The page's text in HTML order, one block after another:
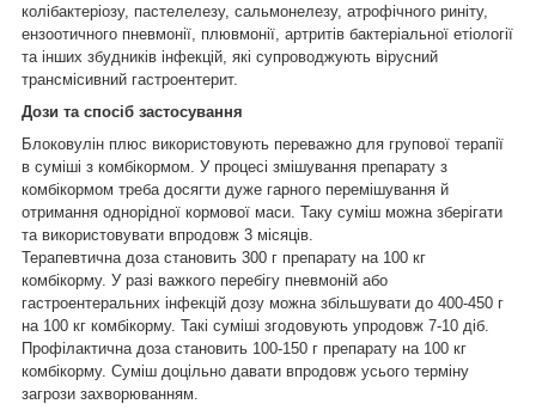
колібактеріозу, пастелелезу, сальмонелезу, атрофічного риніту,
ензоотичного пневмонії, плювмонії, артритів бактеріальної етіології
та інших збудників інфекцій, які супроводжують вірусний
трансмісивний гастроентерит.
Дози та спосіб застосування
Блоковулін плюс використовують переважно для групової терапії
в суміші з комбікормом. У процесі змішування препарату з
комбікормом треба досягти дуже гарного перемішування й
отримання однорідної кормової маси. Таку суміш можна зберігати
та використовувати впродовж 3 місяців.
Терапевтична доза становить 300 г препарату на 100 кг
комбікорму. У разі важкого перебігу пневмоній або
гастроентеральних інфекцій дозу можна збільшувати до 400-450 г
на 100 кг комбікорму. Такі суміші згодовують упродовж 7-10 діб.
Профілактична доза становить 100-150 г препарату на 100 кг
комбікорму. Суміш доцільно давати впродовж усього терміну
загрози захворюванням.